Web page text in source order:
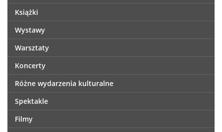
Książki
Wystawy
Warsztaty
Koncerty
Różne wydarzenia kulturalne
Spektakle
Filmy